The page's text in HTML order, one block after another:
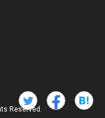
Reserved.